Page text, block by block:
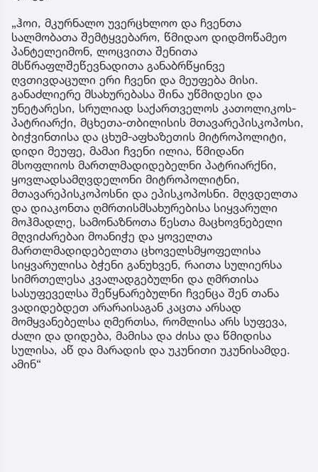
„ჰოი, მკურნალო უვერცხლოო და ჩვენთა
სალმობათა შემტყვებარო, წმიდაო დიდმოწამეო
პანტელეიმონ, ლოცვითა შენითა
მსწრაფლშეწევნადითა განაბრწყინვე
ღვთივდაცული ერი ჩვენი და მეუფება მისი.
განაძლიერე მსახურებასა შინა უწმიდესი და
უნეტარესი, სრულიად საქართველოს კათოლიკოს-
პატრიარქი, მცხეთა-თბილისის მთავარეპისკოპოსი,
ბიჭვინთისა და ცხუმ-აფხაზეთის მიტროპოლიტი,
დიდი მეუფე, მამაი ჩვენი ილია, წმიდანი
მსოფლიოს მართლმადიდებელნი პატრიარქნი,
ყოვლადსამღვდელონი მიტროპოლიტნი,
მთავარეპისკოპოსნი და ეპისკოპოსნი. მღვდელთა
და დიაკონთა ღმრთისმსახურებისა სიყვარული
მოჰმადლე, სამონაზნოთა წესთა მაცხოვნებელი
მღვიძარებაი მოანიჭე და ყოველთა
მართლმადიდებელთა ცხოველსმყოფელისა
სიყვარულისა ბჭენი განუხვენ, რაითა სულიერსა
სიმრთელესა კვალადგებულნი და ღმრთისა
სასუფეველსა შეწყნარებულნი ჩვენცა შენ თანა
ვადიდებდეთ არარაისაგან კაცთა არსად
მომყვანებელსა ღმერთსა, რომლისა არს სუფევა,
ძალი და დიდება, მამისა და ძისა და წმიდისა
სულისა, აწ და მარადის და უკუნითი უკუნისამდე.
ამინ“